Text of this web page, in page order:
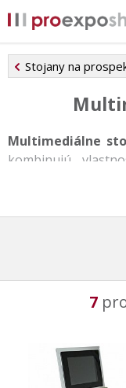
Stojany na
Multimediálne
kombinujú
prezentáciu v7